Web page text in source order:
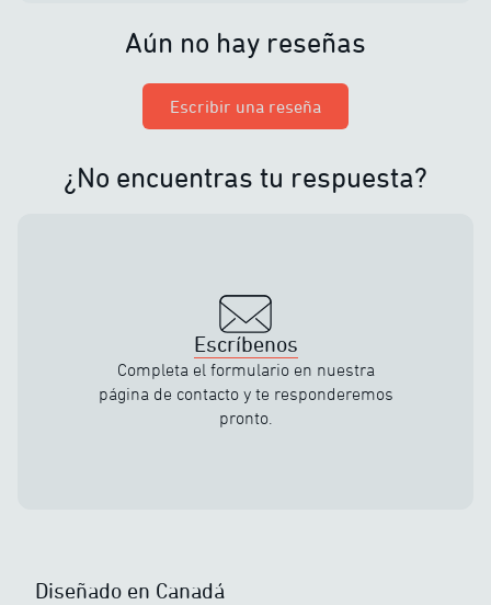
Aún no hay reseñas
Escribir una reseña
¿No encuentras tu respuesta?
Escríbenos
Completa el formulario en nuestra
página de contacto y te responderemos
pronto.
Diseñado en Canadá